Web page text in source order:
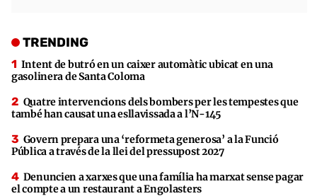
TRENDING
Intent de butró en un caixer automàtic ubicat en una
gasolinera de Santa Coloma
Quatre intervencions dels bombers per les tempestes que
també han causat una esllavissada a l’N-145
Govern prepara una ‘reformeta generosa’ a la Funció
Pública a través de la llei del pressupost 2027
Denuncien a xarxes que una família ha marxat sense pagar
el compte a un restaurant a Engolasters